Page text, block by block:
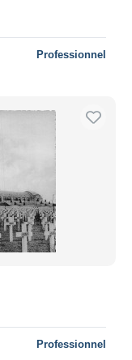
Professionnel
Professionnel